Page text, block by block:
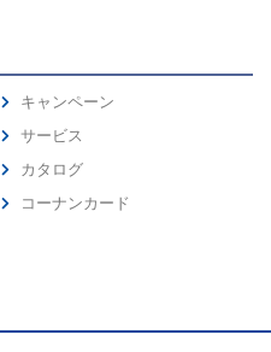
キャンペーン
サービス
カタログ
コーナンカード